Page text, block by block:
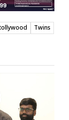
Twins